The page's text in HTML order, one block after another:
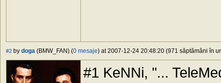
#2 by doga (BMW_FAN) (0 mesaje) at 2007-12-24 20:48:20 (971 săptămâni în
#1 KeNNi, "...